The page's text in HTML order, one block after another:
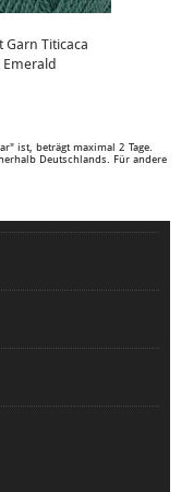
Garn Titicaca
Emerald
ist, beträgt maximal 2 Tage.
Deutschlands. Für andere